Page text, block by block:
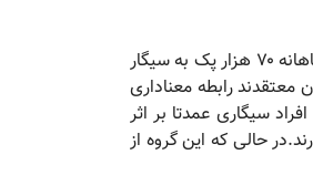
آمارها همچنین می گویند دست کم ۱۴ نوع سرطان در بدن بر اثر استعمال دخانیات ایجاد می شود که هر فرد با مصرف یک بسته سیگار روزانه ۲۰۰ پک و ماهانه ۷۰ هزار پک به سیگار
معتقدند رابطه معناداری
سیگاری عمدتا بر اثر
حالی که این گروه از